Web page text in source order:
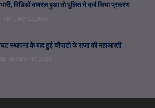
भारी, विडिय़ों वायरल हुआ तो पुलिस ने दर्ज किया प्रकरण
घट स्थापना के बाद हुई चौपाटी के राजा की महाआरती